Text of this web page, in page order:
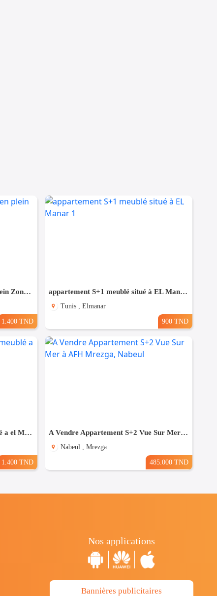
Pour Vacance s+2 Vue Mer en plein Zone Touristique Mahdia
1.400 TND
appartement S+1 meublé situé à EL Manar 1
Tunis , Elmanar
900 TND
appartement meublée s+2 meublé a el Manar 2
1.400 TND
A Vendre Appartement S+2 Vue Sur Mer à AFH Mrezga, Nabeul
Nabeul , Mrezga
485.000 TND
Nos applications
Bannières publicitaires